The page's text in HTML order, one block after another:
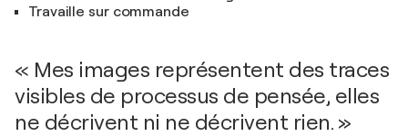
Travaille sur commande
« Mes images représentent des traces
visibles de processus de pensée, elles
ne décrivent ni ne décrivent rien. »